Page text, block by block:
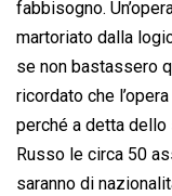
fabbisogno.
martoriato dalla
se non bastassero
ricordato che
perché a detta dello
Russo le circa 50
saranno di